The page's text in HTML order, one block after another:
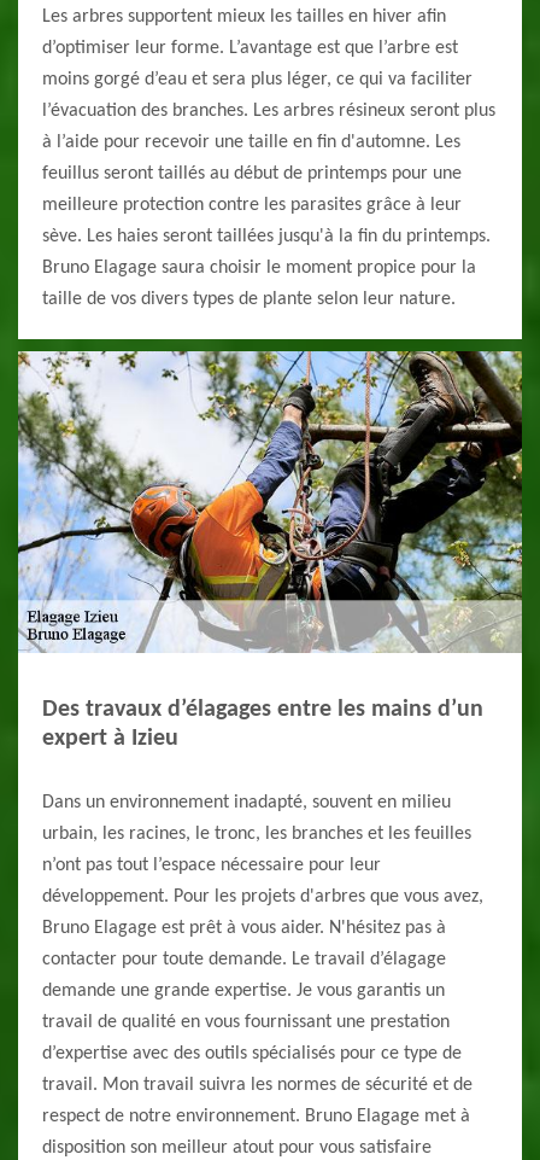
Les arbres supportent mieux les tailles en hiver afin
d’optimiser leur forme. L’avantage est que l’arbre est
moins gorgé d’eau et sera plus léger, ce qui va faciliter
l’évacuation des branches. Les arbres résineux seront plus
à l’aide pour recevoir une taille en fin d'automne. Les
feuillus seront taillés au début de printemps pour une
meilleure protection contre les parasites grâce à leur
sève. Les haies seront taillées jusqu'à la fin du printemps.
Bruno Elagage saura choisir le moment propice pour la
taille de vos divers types de plante selon leur nature.
Des travaux d’élagages entre les mains d’un
expert à Izieu
Dans un environnement inadapté, souvent en milieu
urbain, les racines, le tronc, les branches et les feuilles
n’ont pas tout l’espace nécessaire pour leur
développement. Pour les projets d'arbres que vous avez,
Bruno Elagage est prêt à vous aider. N'hésitez pas à
contacter pour toute demande. Le travail d’élagage
demande une grande expertise. Je vous garantis un
travail de qualité en vous fournissant une prestation
d’expertise avec des outils spécialisés pour ce type de
travail. Mon travail suivra les normes de sécurité et de
respect de notre environnement. Bruno Elagage met à
disposition son meilleur atout pour vous satisfaire